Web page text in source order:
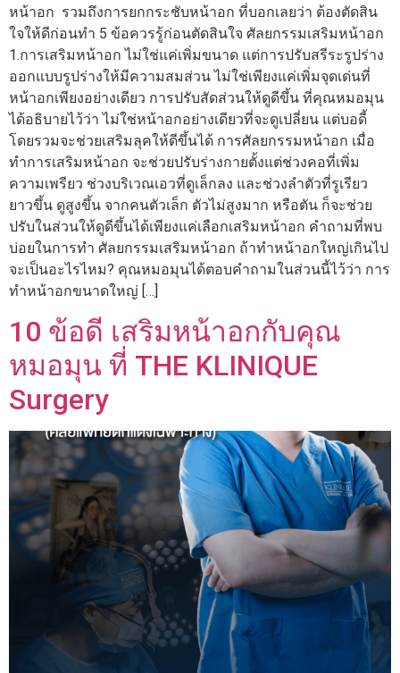
หน้าอก รวมถึงการยกกระชับหน้าอก ที่บอกเลยว่า ต้องตัดสิน
ใจให้ดีก่อนทำ 5 ข้อควรรู้ก่อนตัดสินใจ ศัลยกรรมเสริมหน้าอก
1.การเสริมหน้าอก ไม่ใช่แค่เพิ่มขนาด แต่การปรับสรีระรูปร่าง
ออกแบบรูปร่างให้มีความสมส่วน ไม่ใช่เพียงแค่เพิ่มจุดเด่นที่
หน้าอกเพียงอย่างเดียว การปรับสัดส่วนให้ดูดีขึ้น ที่คุณหมอมุน
ได้อธิบายไว้ว่า ไม่ใช่หน้าอกอย่างเดียวที่จะดูเปลี่ยน แต่บอดี้
โดยรวมจะช่วยเสริมลุคให้ดีขึ้นได้ การศัลยกรรมหน้าอก เมื่อ
ทำการเสริมหน้าอก จะช่วยปรับร่างกายตั้งแต่ช่วงคอที่เพิ่ม
ความเพรียว ช่วงบริเวณเอวที่ดูเล็กลง และช่วงลำตัวที่รูเรียว
ยาวขึ้น ดูสูงขึ้น จากคนตัวเล็ก ตัวไม่สูงมาก หรือตัน ก็จะช่วย
ปรับในส่วนให้ดูดีขึ้นได้เพียงแค่เลือกเสริมหน้าอก คำถามที่พบ
บ่อยในการทำ ศัลยกรรมเสริมหน้าอก ถ้าทำหน้าอกใหญ่เกินไป
จะเป็นอะไรไหม? คุณหมอมุนได้ตอบคำถามในส่วนนี้ไว้ว่า การ
ทำหน้าอกขนาดใหญ่ […]
10 ข้อดี เสริมหน้าอกกับคุณ
หมอมุน ที่ THE KLINIQUE
Surgery